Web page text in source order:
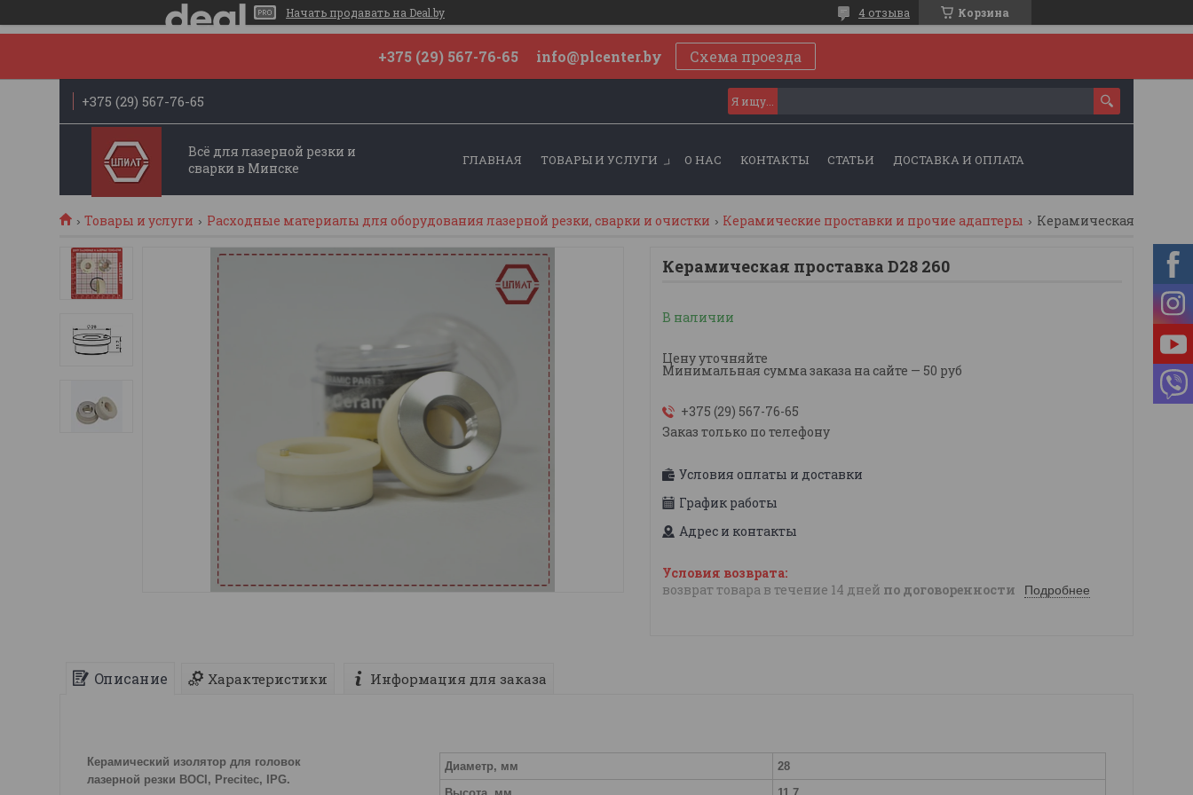
Начать продавать на Deal.by Корзина
4 отзыва
+375 (29) 567-76-65 info@plcenter.by Схема проезда
+375 (29) 567-76-65
Всё для лазерной резки и
сварки в Минске
ГЛАВНАЯ ТОВАРЫ И УСЛУГИ О НАС КОНТАКТЫ СТАТЬИ ДОСТАВКА И ОПЛАТА
Товары и услуги Расходные материалы для оборудования лазерной резки, сварки и очистки Керамические проставки и прочие адаптеры
Керамическая проставка D28 260
В наличии
Цену уточняйте
Минимальная сумма заказа на сайте — 50 руб
+375 (29) 567-76-65
Заказ только по телефону
Условия оплаты и доставки
График работы
Адрес и контакты
возврат товара в течение 14 дней по договоренности Подробнее
Описание Характеристики Информация для заказа
Керамический изолятор для головок
лазерной резки BOCI, Precitec, IPG.
Диаметр, мм
28